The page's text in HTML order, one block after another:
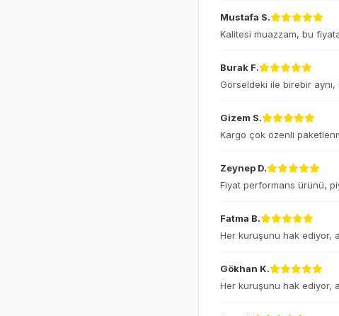
Mustafa S.
Kalitesi muazzam, bu
Burak F.
Görseldeki ile birebir aynı,
Gizem S.
Kargo çok özenli
Zeynep D.
Fiyat performans ürünü,
Fatma B.
Her kuruşunu hak ediyor,
Gökhan K.
Her kuruşunu hak ediyor,